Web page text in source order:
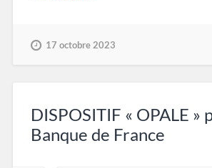
17 octobre 2023
DISPOSITIF « OPALE »
Banque de France